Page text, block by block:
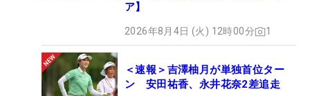
ア】
2026年8月4日 (火) 12時00分 1
＜速報＞吉澤柚月が単独首位ター
ン 安田祐香、永井花奈2差追走